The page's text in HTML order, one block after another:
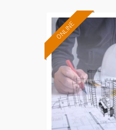
ONLINE
Para
trabajadores y
-Construcción e